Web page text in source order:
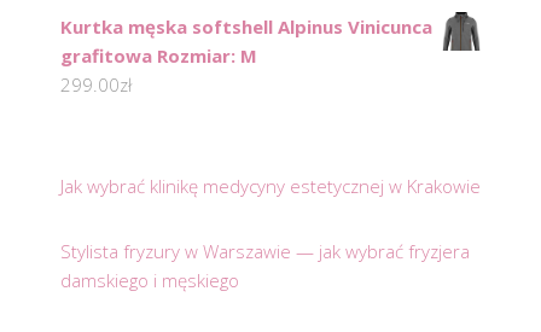
Kurtka męska softshell Alpinus Vinicunca
grafitowa Rozmiar: M
299.00zł
Jak wybrać klinikę medycyny estetycznej w Krakowie
Stylista fryzury w Warszawie — jak wybrać fryzjera
damskiego i męskiego